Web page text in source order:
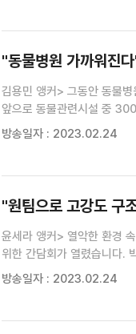
"동물병원 가까워진다
김용민 앵커> 그동안 동물
앞으로 동물관련시설 중
내용을 포함한 건축분야 규제 개
방송일자 : 2023.02.24
"원팀으로 고강도 구
윤세라 앵커> 열악한 환경
위한 간담회가 열렸습니다.
김민아 기자가 보도합니다. 김민아 기자> 긴급구호대 1진 격려 간담회 (장소: 23일, 정부서울청사
방송일자 : 2023.02.24